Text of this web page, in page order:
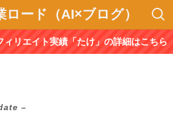
ロード（AI×ブログ）
ィリエイト実績「たけ」の詳細はこちら
–